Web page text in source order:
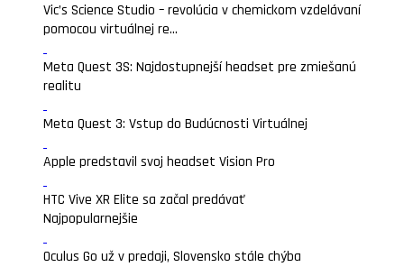
Vic’s Science Studio – revolúcia v chemickom vzdelávaní
pomocou virtuálnej re...
Meta Quest 3S: Najdostupnejší headset pre zmiešanú
realitu
Meta Quest 3: Vstup do Budúcnosti Virtuálnej
Apple predstavil svoj headset Vision Pro
HTC Vive XR Elite sa začal predávať
Najpopularnejšie
Oculus Go už v predaji, Slovensko stále chýba